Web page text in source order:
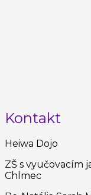
Kontakt
Heiwa Dojo
ZŠ s vyučovacím
Chlmec